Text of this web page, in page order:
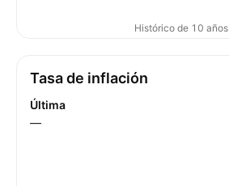
Histórico de 10 años
Tasa de inflación
Última
—